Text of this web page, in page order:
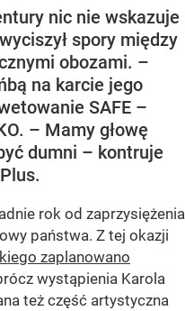
nic nie wskazuje
spory między
obozami. –
na karcie jego
SAFE –
– Mamy głowę
dumni – kontruje
rok od zaprzysiężenia
państwa. Z tej okazji
zaplanowano
wystąpienia Karola
też część artystyczna